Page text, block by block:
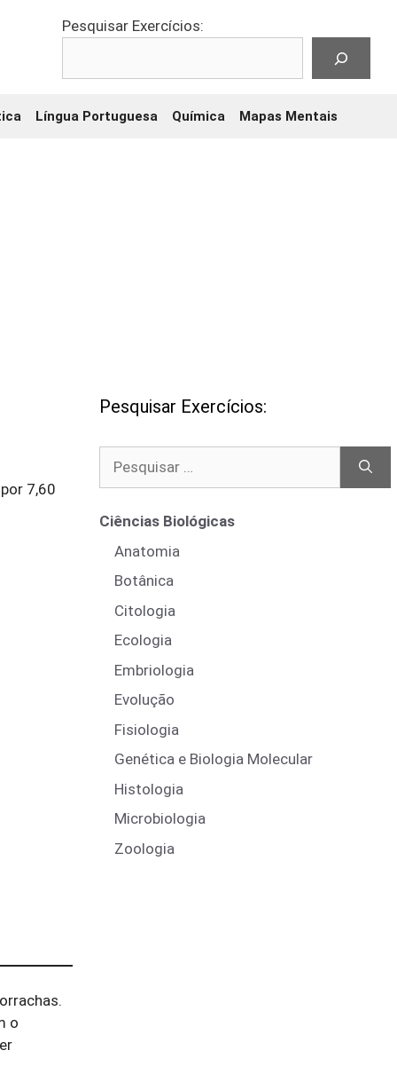
Pesquisar Exercícios:
Língua Portuguesa Química Mapas Mentais
7,60
o
Pesquisar Exercícios:
Ciências Biológicas
Anatomia
Botânica
Citologia
Ecologia
Embriologia
Evolução
Fisiologia
Genética e Biologia Molecular
Histologia
Microbiologia
Zoologia